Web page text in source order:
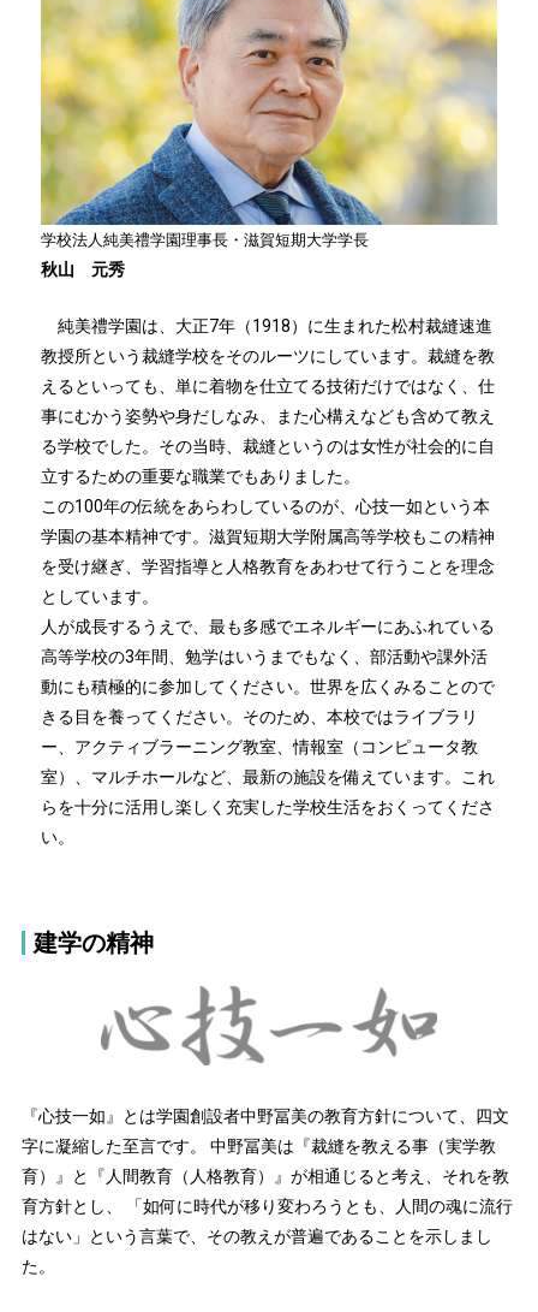
学校法人純美禮学園理事長・滋賀短期大学学長
秋山 元秀
純美禮学園は、大正7年（1918）に生まれた松村裁縫速進
教授所という裁縫学校をそのルーツにしています。裁縫を教
えるといっても、単に着物を仕立てる技術だけではなく、仕
事にむかう姿勢や身だしなみ、また心構えなども含めて教え
る学校でした。その当時、裁縫というのは女性が社会的に自
立するための重要な職業でもありました。
この100年の伝統をあらわしているのが、心技一如という本
学園の基本精神です。滋賀短期大学附属高等学校もこの精神
を受け継ぎ、学習指導と人格教育をあわせて行うことを理念
としています。
人が成長するうえで、最も多感でエネルギーにあふれている
高等学校の3年間、勉学はいうまでもなく、部活動や課外活
動にも積極的に参加してください。世界を広くみることので
きる目を養ってください。そのため、本校ではライブラリ
ー、アクティブラーニング教室、情報室（コンピュータ教
室）、マルチホールなど、最新の施設を備えています。これ
らを十分に活用し楽しく充実した学校生活をおくってくださ
い。
建学の精神
『心技一如』とは学園創設者中野冨美の教育方針について、四文
字に凝縮した至言です。 中野冨美は『裁縫を教える事（実学教
育）』と『人間教育（人格教育）』が相通じると考え、それを教
育方針とし、 「如何に時代が移り変わろうとも、人間の魂に流行
はない」という言葉で、その教えが普遍であることを示しまし
た。